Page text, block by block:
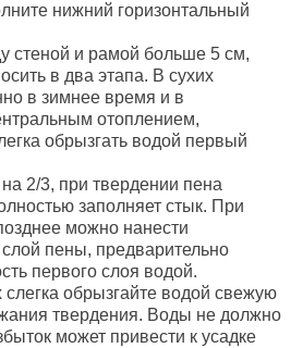
нижний горизонтальный
стеной и рамой больше 5 см,
в два этапа. В сухих
в зимнее время и в
отоплением,
обрызгать водой первый
2/3, при твердении пена
заполняет стык. При
можно нанести
пены, предварительно
первого слоя водой.
слегка обрызгайте водой свежую
твердения. Воды не должно
может привести к усадке